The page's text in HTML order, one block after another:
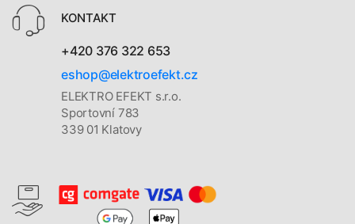
KONTAKT
+420 376 322 653
eshop@elektroefekt.cz
ELEKTRO EFEKT s.r.o.
Sportovní 783
339 01 Klatovy